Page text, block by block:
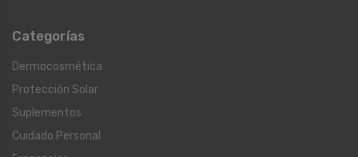
Categorías
Dermocosmética
Protección Solar
Suplementos
Cuidado Personal